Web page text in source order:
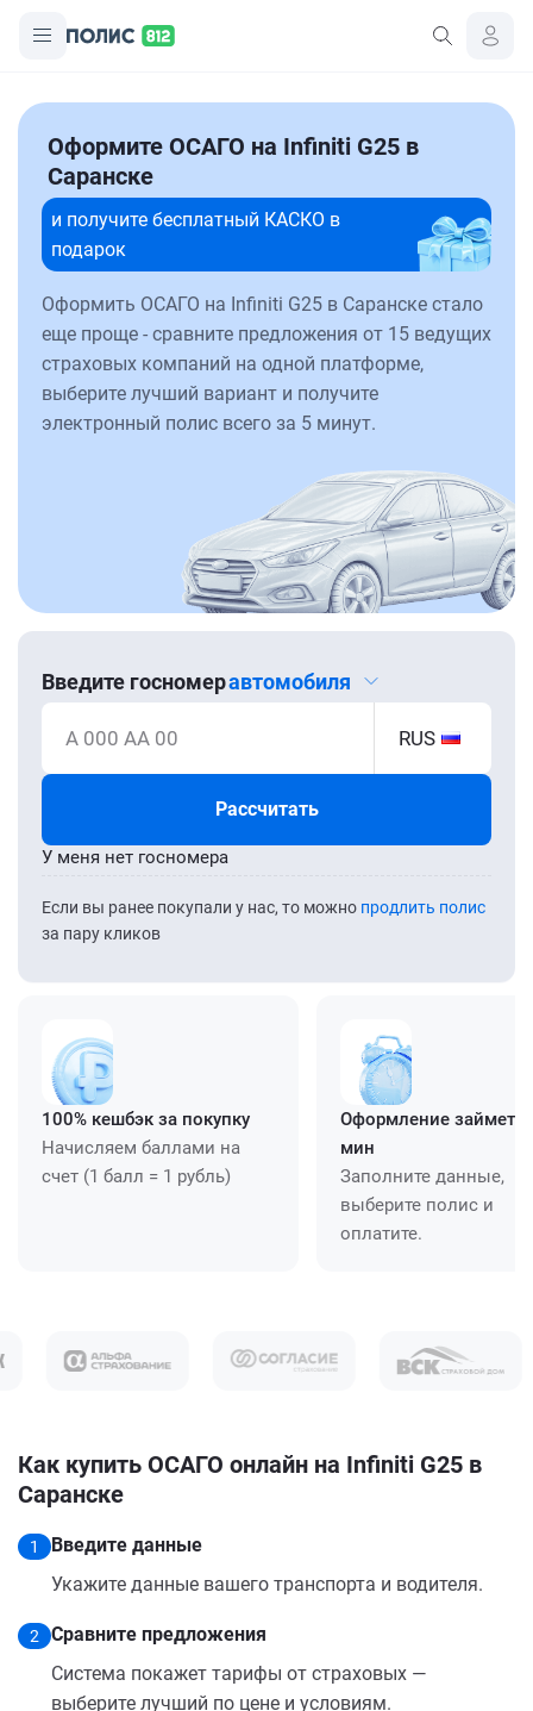
Оформите ОСАГО на Infiniti G25 в
Саранске
и получите бесплатный КАСКО в
подарок
Оформить ОСАГО на Infiniti G25 в Саранске стало
еще проще - сравните предложения от 15 ведущих
страховых компаний на одной платформе,
выберите лучший вариант и получите
электронный полис всего за 5 минут.
Введите госномеравтомобиля
А 000 АА 00 RUS
Рассчитать
Если вы ранее покупали у нас, то можно продлить полис
за пару кликов
У меня нет госномера
100% кешбэк за покупку
Начисляем баллами на
счет (1 балл = 1 рубль)
Оформление займет
мин
Заполните данные,
выберите полис и
оплатите.
Как купить ОСАГО онлайн на Infiniti G25 в
Саранске
1
Введите данные
Укажите данные вашего транспорта и водителя.
2
Сравните предложения
Система покажет тарифы от страховых —
выберите лучший по цене и условиям.